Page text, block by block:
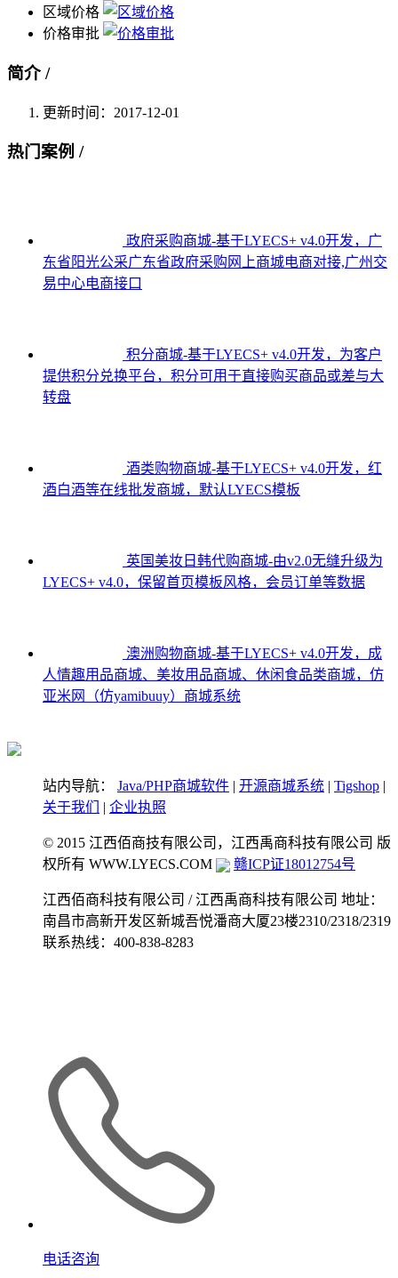
区域价格
价格审批
简介 /
更新时间：2017-12-01
热门案例 /
政府采购商城-基于LYECS+ v4.0开发，广
东省阳光公采广东省政府采购网上商城电商对接,广州交
易中心电商接口
积分商城-基于LYECS+ v4.0开发，为客户
提供积分兑换平台，积分可用于直接购买商品或差与大
转盘
酒类购物商城-基于LYECS+ v4.0开发，红
酒白酒等在线批发商城，默认LYECS模板
英国美妆日韩代购商城-由v2.0无缝升级为
LYECS+ v4.0，保留首页模板风格，会员订单等数据
澳洲购物商城-基于LYECS+ v4.0开发，成
人情趣用品商城、美妆用品商城、休闲食品类商城，仿
亚米网（仿yamibuuy）商城系统
站内导航： Java/PHP商城软件 | 开源商城系统 | Tigshop |
关于我们
| 企业执照
© 2015 江西佰商技有限公司，江西禹商科技有限公司 版
权所有 WWW.LYECS.COM 赣ICP证18012754号
江西佰商科技有限公司 / 江西禹商科技有限公司 地址：
南昌市高新开发区新城吾悦潘商大厦23楼2310/2318/2319
联系热线：400-838-8283
电话咨询